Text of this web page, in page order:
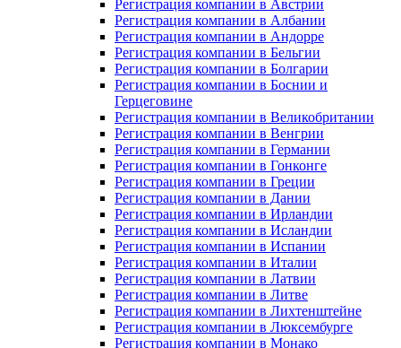
Регистрация компании в Австрии
Регистрация компании в Албании
Регистрация компании в Андорре
Регистрация компании в Бельгии
Регистрация компании в Болгарии
Регистрация компании в Боснии и
Герцеговине
Регистрация компании в Великобритании
Регистрация компании в Венгрии
Регистрация компании в Германии
Регистрация компании в Гонконге
Регистрация компании в Греции
Регистрация компании в Дании
Регистрация компании в Ирландии
Регистрация компании в Исландии
Регистрация компании в Испании
Регистрация компании в Италии
Регистрация компании в Латвии
Регистрация компании в Литве
Регистрация компании в Лихтенштейне
Регистрация компании в Люксембурге
Регистрация компании в Монако